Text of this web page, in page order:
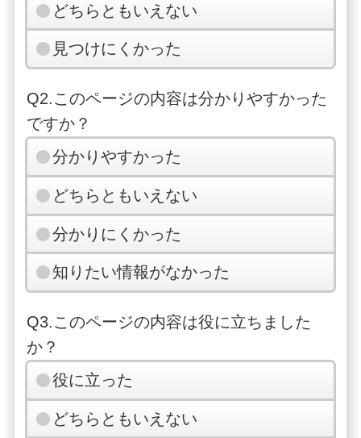
どちらともいえない
見つけにくかった
Q2.このページの内容は分かりやすかった
ですか？
分かりやすかった
どちらともいえない
分かりにくかった
知りたい情報がなかった
Q3.このページの内容は役に立ちました
か？
役に立った
どちらともいえない